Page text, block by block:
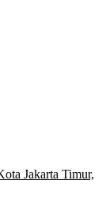
Jakarta Timur,